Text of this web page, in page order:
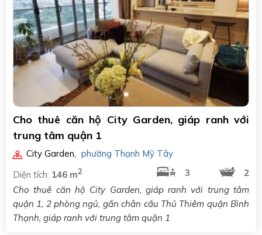
Cho thuê căn hộ City Garden, giáp ranh với
trung tâm quận 1
City Garden
phường Thạnh Mỹ Tây
Diện tích: 146 m2 3
2
Cho thuê căn hộ City Garden, giáp ranh với trung tâm
quận 1, 2 phòng ngủ, gần chân cầu Thủ Thiêm quận Bình
Thạnh, giáp ranh với trung tâm quận 1